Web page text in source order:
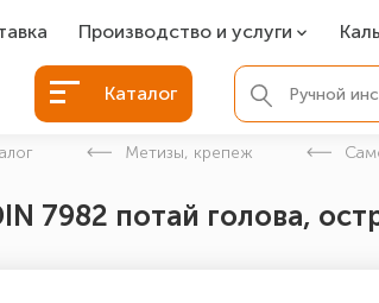
Производство и услуги
Болты БСР
Болты для фундамента
Закладные детали
Каталог
Метизы, крепеж
7982 потай голова,